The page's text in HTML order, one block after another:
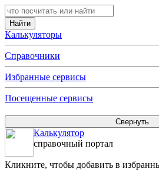
Калькуляторы
Справочники
Избранные сервисы
Посещенные сервисы
Калькулятор
справочный портал
Кликните, чтобы добавить в